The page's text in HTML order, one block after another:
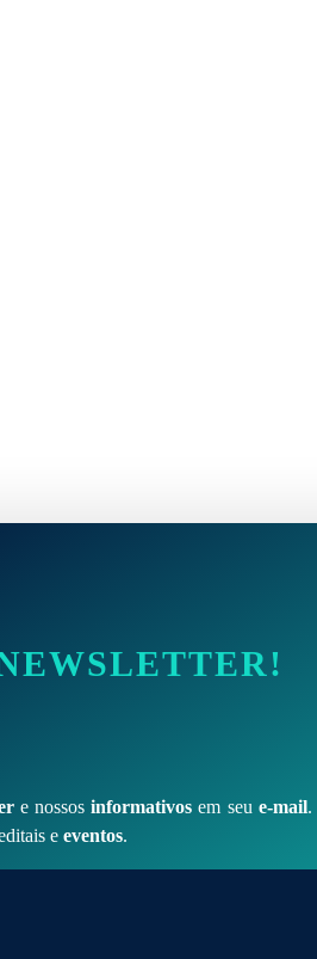
e nossosinformativos em seu e-mail.
e eventos.